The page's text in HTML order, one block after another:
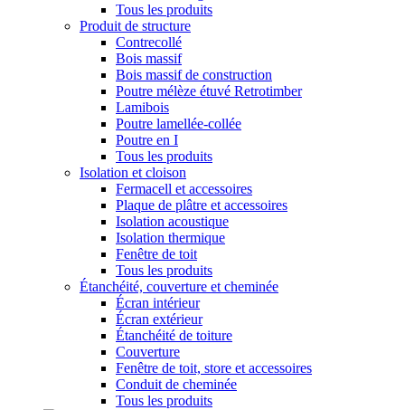
Tous les produits
Produit de structure
Contrecollé
Bois massif
Bois massif de construction
Poutre mélèze étuvé Retrotimber
Lamibois
Poutre lamellée-collée
Poutre en I
Tous les produits
Isolation et cloison
Fermacell et accessoires
Plaque de plâtre et accessoires
Isolation acoustique
Isolation thermique
Fenêtre de toit
Tous les produits
Étanchéité, couverture et cheminée
Écran intérieur
Écran extérieur
Étanchéité de toiture
Couverture
Fenêtre de toit, store et accessoires
Conduit de cheminée
Tous les produits